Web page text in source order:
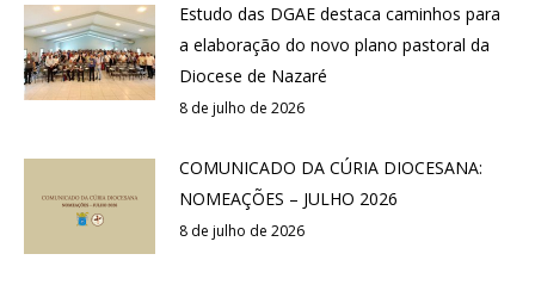
Estudo das DGAE destaca caminhos para
a elaboração do novo plano pastoral da
Diocese de Nazaré
8 de julho de 2026
COMUNICADO DA CÚRIA DIOCESANA:
NOMEAÇÕES – JULHO 2026
8 de julho de 2026